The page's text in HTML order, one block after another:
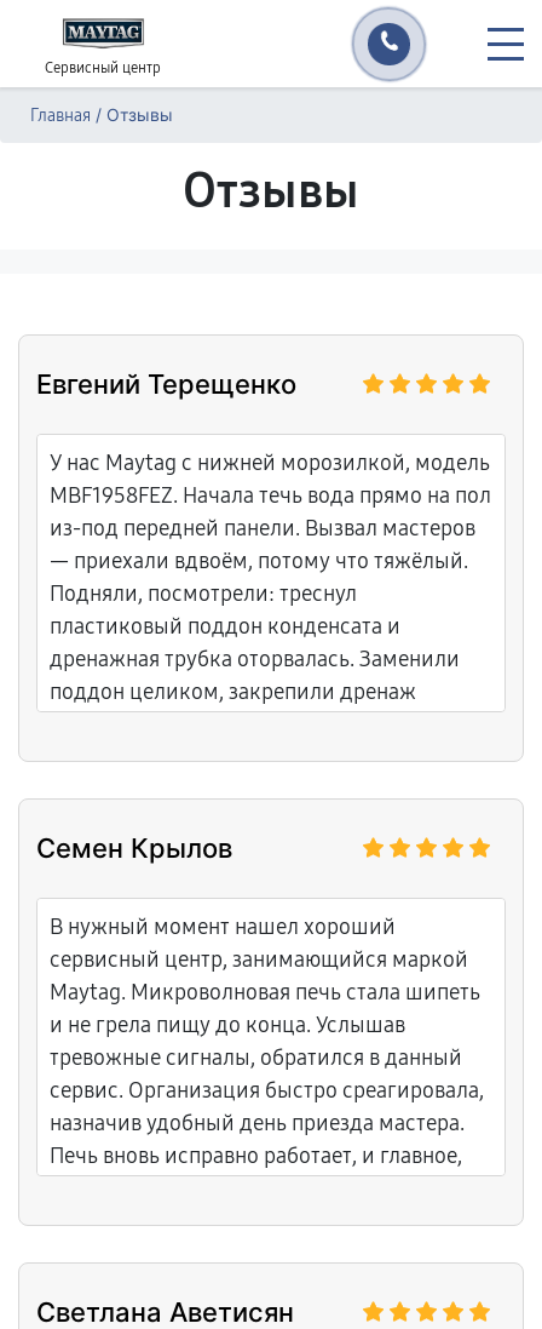
Сервисный центр
Главная / Отзывы
Отзывы
Евгений Терещенко
У нас Maytag с нижней морозилкой, модель
MBF1958FEZ. Начала течь вода прямо на пол
из-под передней панели. Вызвал мастеров
— приехали вдвоём, потому что тяжёлый.
Подняли, посмотрели: треснул
пластиковый поддон конденсата и
дренажная трубка оторвалась. Заменили
поддон целиком, закрепили дренаж
Всё сделали на месте, без вывоза. Пол сухой
Семен Крылов
В нужный момент нашел хороший
сервисный центр, занимающийся маркой
Maytag. Микроволновая печь стала шипеть
и не грела пищу до конца. Услышав
тревожные сигналы, обратился в данный
сервис. Организация быстро среагировала,
назначив удобный день приезда мастера.
Печь вновь исправно работает, и главное,
Светлана Аветисян